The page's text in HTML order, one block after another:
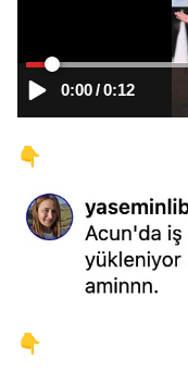
0:00/0:12
👇
👇